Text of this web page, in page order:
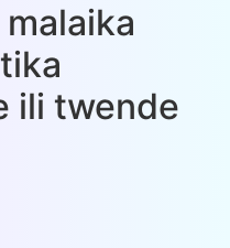
ili twende